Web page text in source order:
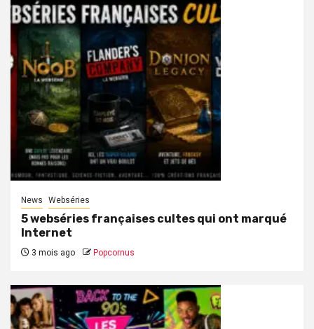
News Webséries
5 webséries françaises cultes qui ont marqué
Internet
3 mois ago Popcornus